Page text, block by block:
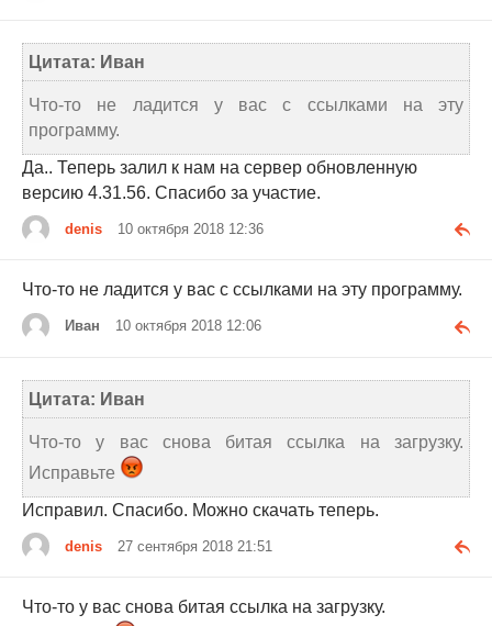
Цитата: Иван
Что-то не ладится у вас с ссылками на эту
программу.
Да.. Теперь залил к нам на сервер обновленную
версию 4.31.56. Спасибо за участие.
denis 10 октября 2018 12:36
Что-то не ладится у вас с ссылками на эту программу.
Иван 10 октября 2018 12:06
Цитата: Иван
Что-то у вас снова битая ссылка на загрузку.
Исправьте
Исправил. Спасибо. Можно скачать теперь.
denis 27 сентября 2018 21:51
Что-то у вас снова битая ссылка на загрузку.